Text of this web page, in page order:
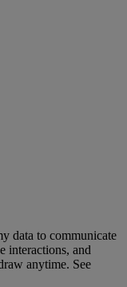
data to communicate
interactions, and
anytime. See